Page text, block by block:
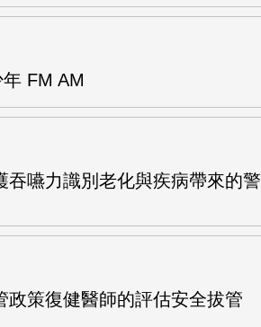
FM AM
吞嚥力識別老化與疾病帶來的警
政策復健醫師的評估安全拔管